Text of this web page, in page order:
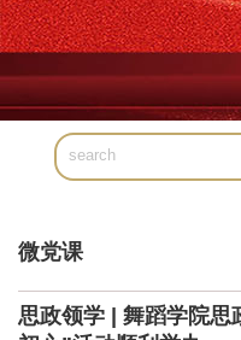
微党课
思政领学 | 舞蹈学院思